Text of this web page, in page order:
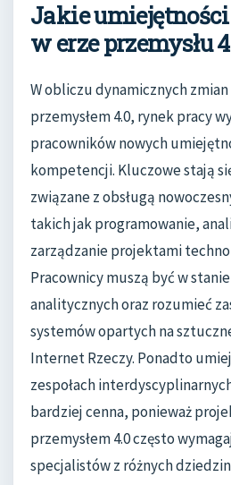
Jakie
w erze przemysłu
W obliczu dynamicznych
przemysłem 4.0, rynek pracy
pracowników nowych
kompetencji. Kluczowe stają
związane z obsługą
takich jak programowanie,
zarządzanie projektami
Pracownicy muszą być w
analitycznych oraz rozumieć
systemów opartych na
Internet Rzeczy. Ponadto
zespołach
bardziej cenna, ponieważ
przemysłem 4.0 często
specjalistów z różnych